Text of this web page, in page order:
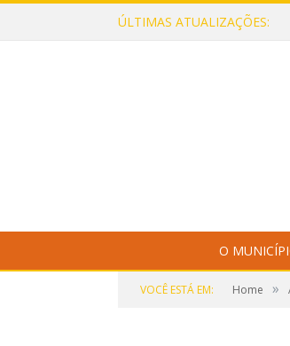
ÚLTIMAS ATUALIZAÇÕES:
O
VOCÊ ESTÁ EM: Home »